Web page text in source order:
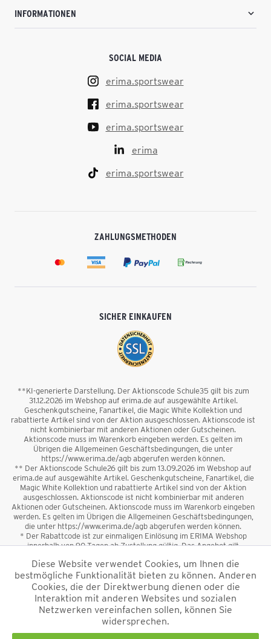
INFORMATIONEN
SOCIAL MEDIA
erima.sportswear
erima.sportswear
erima.sportswear
erima
erima.sportswear
ZAHLUNGSMETHODEN
SICHER EINKAUFEN
**KI-generierte Darstellung. Der Aktionscode Schule35 gilt bis zum
31.12.2026 im Webshop auf erima.de auf ausgewählte Artikel.
Geschenkgutscheine, Fanartikel, die Magic White Kollektion und
rabattierte Artikel sind von der Aktion ausgeschlossen. Aktionscode ist
nicht kombinierbar mit anderen Aktionen oder Gutscheinen.
Aktionscode muss im Warenkorb eingeben werden. Es gelten im
Übrigen die Allgemeinen Geschäftsbedingungen, die unter
https://www.erima.de/agb abgerufen werden können.
** Der Aktionscode Schule26 gilt bis zum 13.09.2026 im Webshop auf
erima.de auf ausgewählte Artikel. Geschenkgutscheine, Fanartikel, die
Magic White Kollektion und rabattierte Artikel sind von der Aktion
ausgeschlossen. Aktionscode ist nicht kombinierbar mit anderen
Aktionen oder Gutscheinen. Aktionscode muss im Warenkorb eingeben
werden. Es gelten im Übrigen die Allgemeinen Geschäftsbedingungen,
die unter https://www.erima.de/agb abgerufen werden können.
* Der Rabattcode ist zur einmaligen Einlösung im ERIMA Webshop
innerhalb von 90 Tagen ab Zustellung gültig. Das Angebot gilt
sowie Geschenkgutscheine sind vom Rabatt ausgeschlossen. Der
Rabattcode ist nicht mit anderen Aktionen oder Gutscheinen
kombinierbar. Der Mindestbestellwert beträgt 50 €
*Alle Preise verstehen sich inkl. Mehrwertsteuer und zzgl.
und ggf. Nachnahmegebühren, wenn nicht anders
beschrieben.
Diese Website verwendet Cookies, um Ihnen die
bestmögliche Funktionalität bieten zu können. Anderen
Cookies, die der Direktwerbung dienen oder die
Interaktion mit anderen Websites und sozialen
Netzwerken vereinfachen sollen, können Sie
widersprechen.